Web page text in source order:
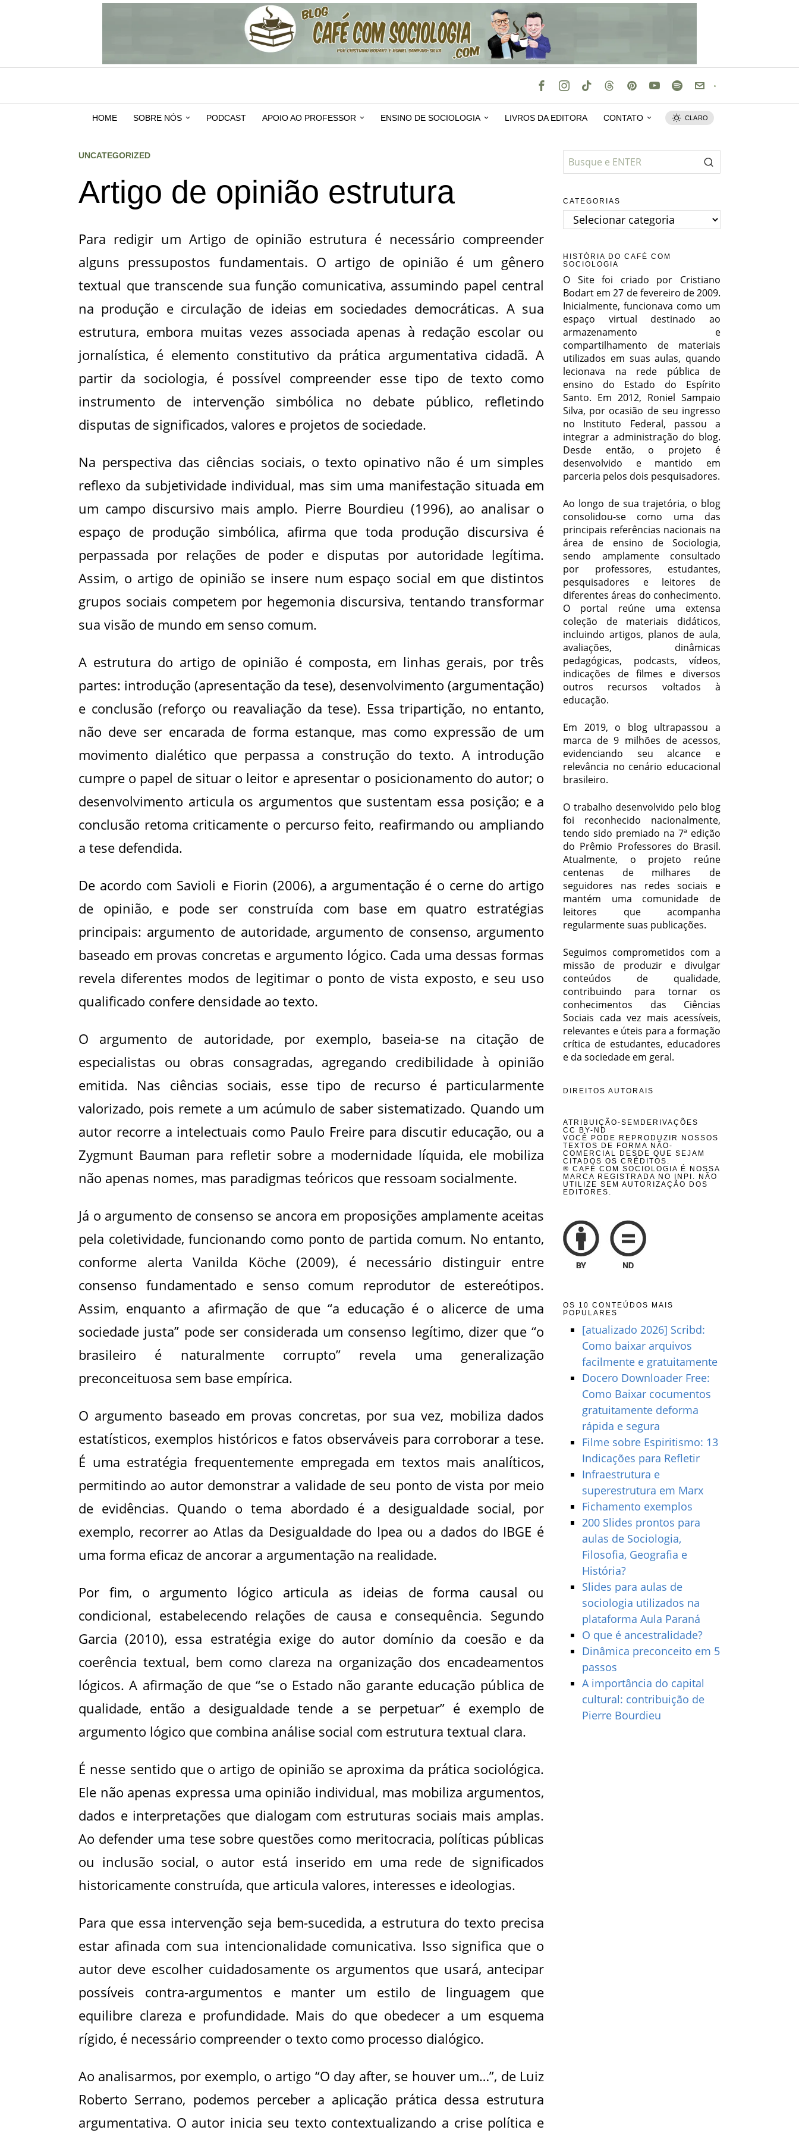
HOME SOBRE NÓS PODCAST APOIO AO PROFESSOR ENSINO DE SOCIOLOGIA LIVROS DA EDITORA CONTATO CLARO
UNCATEGORIZED
Artigo de opinião estrutura
Para redigir um Artigo de opinião estrutura é necessário compreender
alguns pressupostos fundamentais. O artigo de opinião é um gênero
textual que transcende sua função comunicativa, assumindo papel central
na produção e circulação de ideias em sociedades democráticas. A sua
estrutura, embora muitas vezes associada apenas à redação escolar ou
jornalística, é elemento constitutivo da prática argumentativa cidadã. A
partir da sociologia, é possível compreender esse tipo de texto como
instrumento de intervenção simbólica no debate público, refletindo
disputas de significados, valores e projetos de sociedade.
Na perspectiva das ciências sociais, o texto opinativo não é um simples
reflexo da subjetividade individual, mas sim uma manifestação situada em
um campo discursivo mais amplo. Pierre Bourdieu (1996), ao analisar o
espaço de produção simbólica, afirma que toda produção discursiva é
perpassada por relações de poder e disputas por autoridade legítima.
Assim, o artigo de opinião se insere num espaço social em que distintos
grupos sociais competem por hegemonia discursiva, tentando transformar
sua visão de mundo em senso comum.
A estrutura do artigo de opinião é composta, em linhas gerais, por três
partes: introdução (apresentação da tese), desenvolvimento (argumentação)
e conclusão (reforço ou reavaliação da tese). Essa tripartição, no entanto,
não deve ser encarada de forma estanque, mas como expressão de um
movimento dialético que perpassa a construção do texto. A introdução
cumpre o papel de situar o leitor e apresentar o posicionamento do autor; o
desenvolvimento articula os argumentos que sustentam essa posição; e a
conclusão retoma criticamente o percurso feito, reafirmando ou ampliando
a tese defendida.
De acordo com Savioli e Fiorin (2006), a argumentação é o cerne do artigo
de opinião, e pode ser construída com base em quatro estratégias
principais: argumento de autoridade, argumento de consenso, argumento
baseado em provas concretas e argumento lógico. Cada uma dessas formas
revela diferentes modos de legitimar o ponto de vista exposto, e seu uso
qualificado confere densidade ao texto.
O argumento de autoridade, por exemplo, baseia-se na citação de
especialistas ou obras consagradas, agregando credibilidade à opinião
emitida. Nas ciências sociais, esse tipo de recurso é particularmente
valorizado, pois remete a um acúmulo de saber sistematizado. Quando um
autor recorre a intelectuais como Paulo Freire para discutir educação, ou a
Zygmunt Bauman para refletir sobre a modernidade líquida, ele mobiliza
não apenas nomes, mas paradigmas teóricos que ressoam socialmente.
Já o argumento de consenso se ancora em proposições amplamente aceitas
pela coletividade, funcionando como ponto de partida comum. No entanto,
conforme alerta Vanilda Köche (2009), é necessário distinguir entre
consenso fundamentado e senso comum reprodutor de estereótipos.
Assim, enquanto a afirmação de que “a educação é o alicerce de uma
sociedade justa” pode ser considerada um consenso legítimo, dizer que “o
brasileiro é naturalmente corrupto” revela uma generalização
preconceituosa sem base empírica.
O argumento baseado em provas concretas, por sua vez, mobiliza dados
estatísticos, exemplos históricos e fatos observáveis para corroborar a tese.
É uma estratégia frequentemente empregada em textos mais analíticos,
permitindo ao autor demonstrar a validade de seu ponto de vista por meio
de evidências. Quando o tema abordado é a desigualdade social, por
exemplo, recorrer ao Atlas da Desigualdade do Ipea ou a dados do IBGE é
uma forma eficaz de ancorar a argumentação na realidade.
Por fim, o argumento lógico articula as ideias de forma causal ou
condicional, estabelecendo relações de causa e consequência. Segundo
Garcia (2010), essa estratégia exige do autor domínio da coesão e da
coerência textual, bem como clareza na organização dos encadeamentos
lógicos. A afirmação de que “se o Estado não garante educação pública de
qualidade, então a desigualdade tende a se perpetuar” é exemplo de
argumento lógico que combina análise social com estrutura textual clara.
É nesse sentido que o artigo de opinião se aproxima da prática sociológica.
Ele não apenas expressa uma opinião individual, mas mobiliza argumentos,
dados e interpretações que dialogam com estruturas sociais mais amplas.
Ao defender uma tese sobre questões como meritocracia, políticas públicas
ou inclusão social, o autor está inserido em uma rede de significados
historicamente construída, que articula valores, interesses e ideologias.
Para que essa intervenção seja bem-sucedida, a estrutura do texto precisa
estar afinada com sua intencionalidade comunicativa. Isso significa que o
autor deve escolher cuidadosamente os argumentos que usará, antecipar
possíveis contra-argumentos e manter um estilo de linguagem que
equilibre clareza e profundidade. Mais do que obedecer a um esquema
rígido, é necessário compreender o texto como processo dialógico.
Ao analisarmos, por exemplo, o artigo “O day after, se houver um…”, de Luiz
Roberto Serrano, podemos perceber a aplicação prática dessa estrutura
argumentativa. O autor inicia seu texto contextualizando a crise política e
CATEGORIAS
Categorias
HISTÓRIA DO CAFÉ COM
SOCIOLOGIA
O Site foi criado por Cristiano
Bodart em 27 de fevereiro de 2009.
Inicialmente, funcionava como um
espaço virtual destinado ao
armazenamento e
compartilhamento de materiais
utilizados em suas aulas, quando
lecionava na rede pública de
ensino do Estado do Espírito
Santo. Em 2012, Roniel Sampaio
Silva, por ocasião de seu ingresso
no Instituto Federal, passou a
integrar a administração do blog.
Desde então, o projeto é
desenvolvido e mantido em
parceria pelos dois pesquisadores.
Ao longo de sua trajetória, o blog
consolidou-se como uma das
principais referências nacionais na
área de ensino de Sociologia,
sendo amplamente consultado
por professores, estudantes,
pesquisadores e leitores de
diferentes áreas do conhecimento.
O portal reúne uma extensa
coleção de materiais didáticos,
incluindo artigos, planos de aula,
avaliações, dinâmicas
pedagógicas, podcasts, vídeos,
indicações de filmes e diversos
outros recursos voltados à
educação.
Em 2019, o blog ultrapassou a
marca de 9 milhões de acessos,
evidenciando seu alcance e
relevância no cenário educacional
brasileiro.
O trabalho desenvolvido pelo blog
foi reconhecido nacionalmente,
tendo sido premiado na 7ª edição
do Prêmio Professores do Brasil.
Atualmente, o projeto reúne
centenas de milhares de
seguidores nas redes sociais e
mantém uma comunidade de
leitores que acompanha
regularmente suas publicações.
Seguimos comprometidos com a
missão de produzir e divulgar
conteúdos de qualidade,
contribuindo para tornar os
conhecimentos das Ciências
Sociais cada vez mais acessíveis,
relevantes e úteis para a formação
crítica de estudantes, educadores
e da sociedade em geral.
DIREITOS AUTORAIS
ATRIBUIÇÃO-SEMDERIVAÇÕES
CC BY-ND
VOCÊ PODE REPRODUZIR NOSSOS
TEXTOS DE FORMA NÃO-
COMERCIAL DESDE QUE SEJAM
CITADOS OS CRÉDITOS.
® CAFÉ COM SOCIOLOGIA É NOSSA
MARCA REGISTRADA NO INPI. NÃO
UTILIZE SEM AUTORIZAÇÃO DOS
EDITORES.
OS 10 CONTEÚDOS MAIS
POPULARES
[atualizado 2026] Scribd:
Como baixar arquivos
facilmente e gratuitamente
Docero Downloader Free:
Como Baixar cocumentos
gratuitamente deforma
rápida e segura
Filme sobre Espiritismo: 13
Indicações para Refletir
Infraestrutura e
superestrutura em Marx
Fichamento exemplos
200 Slides prontos para
aulas de Sociologia,
Filosofia, Geografia e
História?
Slides para aulas de
sociologia utilizados na
plataforma Aula Paraná
O que é ancestralidade?
Dinâmica preconceito em 5
passos
A importância do capital
cultural: contribuição de
Pierre Bourdieu